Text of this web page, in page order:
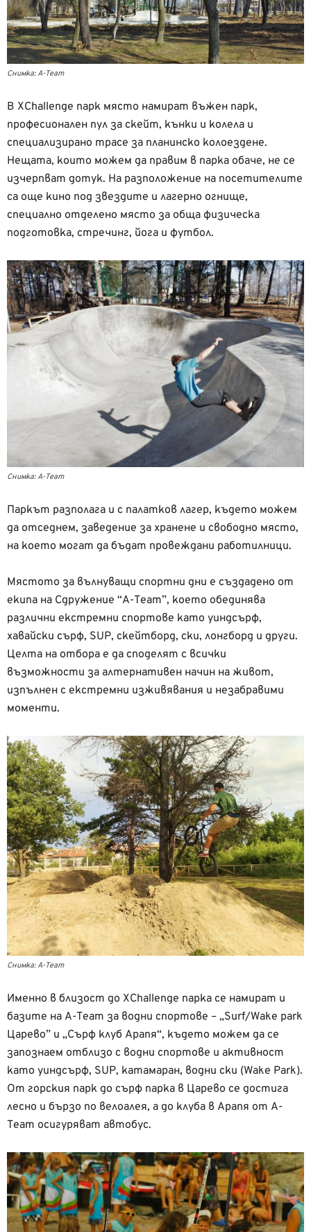
Снимка: A-Team
В XChallenge парк място намират въжен парк,
професионален пул за скейт, кънки и колела и
специализирано трасе за планинско колоездене.
Нещата, които можем да правим в парка обаче, не се
изчерпват дотук. На разположение на посетителите
са още кино под звездите и лагерно огнище,
специално отделено място за обща физическа
подготовка, стречинг, йога и футбол.
Снимка: A-Team
Паркът разполага и с палатков лагер, където можем
да отседнем, заведение за хранене и свободно място,
на което могат да бъдат провеждани работилници.
Мястото за вълнуващи спортни дни е създадено от
екипа на Сдружение “A-Team”, което обединява
различни екстремни спортове като уиндсърф,
хавайски сърф, SUP, скейтборд, ски, лонгборд и други.
Целта на отбора е да споделят с всички
възможности за алтернативен начин на живот,
изпълнен с екстремни изживявания и незабравими
моменти.
Снимка: А-Team
Именно в близост до XChallenge парка се намират и
базите на A-Team за водни спортове – „Surf/Wake park
Царево” и „Сърф клуб Арапя“, където можем да се
запознаем отблизо с водни спортове и активност
като уиндсърф, SUP, катамаран, водни ски (Wake Park).
От горския парк до сърф парка в Царево се достига
лесно и бързо по велоалея, а до клуба в Арапя от A-
Team осигуряват автобус.